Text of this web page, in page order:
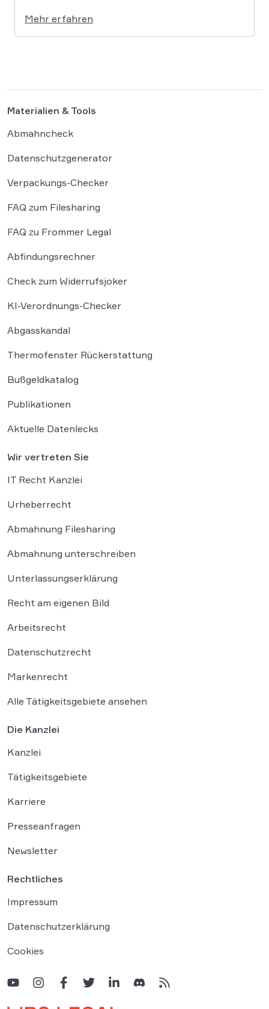
eingestellt und schränkt damit den
Privatsphärenschutz auf der Plattform massiv
Mehr erfahren
Materialien & Tools
Abmahncheck
Datenschutzgenerator
Verpackungs-Checker
FAQ zum Filesharing
FAQ zu Frommer Legal
Abfindungsrechner
Check zum Widerrufsjoker
KI-Verordnungs-Checker
Abgasskandal
Thermofenster Rückerstattung
Bußgeldkatalog
Publikationen
Aktuelle Datenlecks
Wir vertreten Sie
IT Recht Kanzlei
Urheberrecht
Abmahnung Filesharing
Abmahnung unterschreiben
Unterlassungserklärung
Recht am eigenen Bild
Arbeitsrecht
Datenschutzrecht
Markenrecht
Alle Tätigkeitsgebiete ansehen
Die Kanzlei
Kanzlei
Tätigkeitsgebiete
Karriere
Presseanfragen
Newsletter
Rechtliches
Impressum
Datenschutzerklärung
Cookies